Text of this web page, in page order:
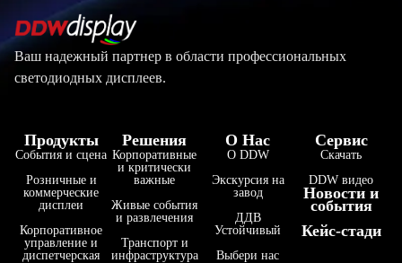
Ваш надежный партнер в области профессиональных
светодиодных дисплеев.
Продукты
События и сцена
Розничные и
коммерческие
дисплеи
Корпоративное
управление и
диспетчерская
Решения
Корпоративные
и критически
важные
Живые события
и развлечения
Транспорт и
инфраструктура
О Нас
О DDW
Экскурсия на
завод
ДДВ
Устойчивый
Выбери нас
Сервис
Скачать
DDW видео
Новости и
события
Кейс-стади